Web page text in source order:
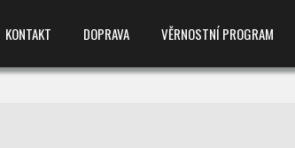
KONTAKT DOPRAVA VĚRNOSTNÍ PROGRAM